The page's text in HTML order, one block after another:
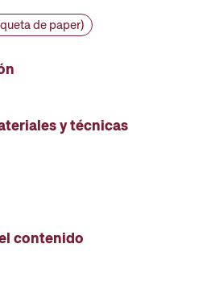
de paper)
y técnicas
contenido